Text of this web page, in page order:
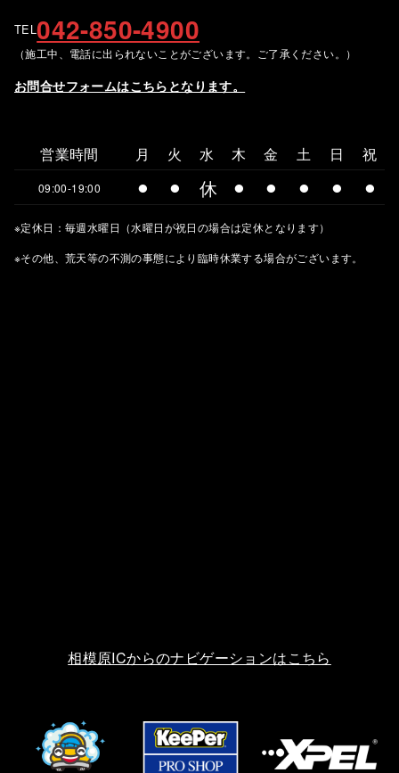
TEL042-850-4900
（施工中、電話に出られないことがございます。ご了承ください。）
お問合せフォームはこちらとなります。
営業時間 月 火 水 木 金 土 日 祝
09:00-19:00 ⚫︎ ⚫︎ 休 ⚫︎ ⚫︎ ⚫︎ ⚫︎ ⚫︎
※定休日：毎週水曜日（水曜日が祝日の場合は定休となります）
※その他、荒天等の不測の事態により臨時休業する場合がございます。
相模原ICからのナビゲーションはこちら